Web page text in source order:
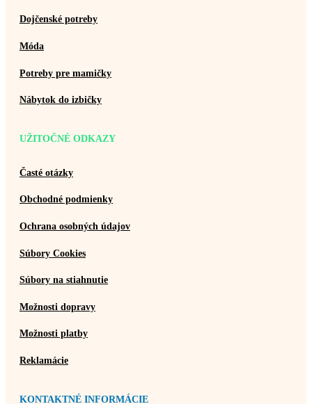
Dojčenské potreby
Móda
Potreby pre mamičky
Nábytok do izbičky
UŽITOČNÉ ODKAZY
Časté otázky
Obchodné podmienky
Ochrana osobných údajov
Súbory Cookies
Súbory na stiahnutie
Možnosti dopravy
Možnosti platby
Reklamácie
KONTAKTNÉ INFORMÁCIE